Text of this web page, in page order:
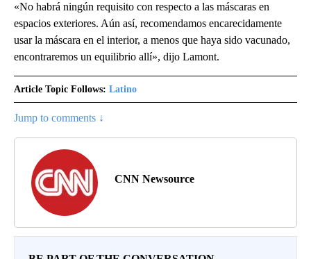
«No habrá ningún requisito con respecto a las máscaras en
espacios exteriores. Aún así, recomendamos encarecidamente
usar la máscara en el interior, a menos que haya sido vacunado,
encontraremos un equilibrio allí», dijo Lamont.
Article Topic Follows: Latino
Jump to comments ↓
CNN Newsource